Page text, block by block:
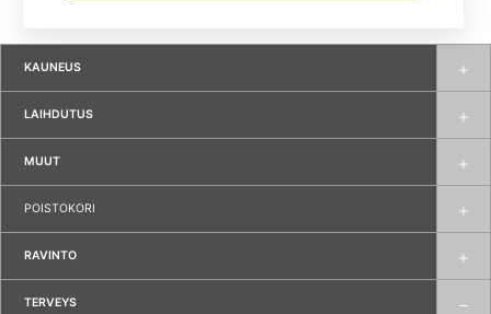
KAUNEUS
LAIHDUTUS
MUUT
POISTOKORI
RAVINTO
TERVEYS